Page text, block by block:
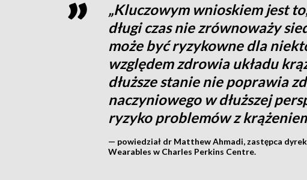
„Kluczowym wnioskiem jest
długi czas nie zrównoważy
może być ryzykowne dla
względem zdrowia układu
dłuższe stanie nie poprawia
naczyniowego w dłuższej
ryzyko problemów z
— powiedział dr Matthew Ahmadi, zastępca
Wearables w Charles Perkins Centre.